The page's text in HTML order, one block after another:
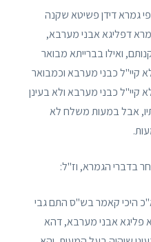
גמרא דידן פשיטא שקנה
דפליגא אבני מערבא,
ואילו בברייתא מבואר
קיי"ל כבני מערבא וכמבואר
קיי"ל כבני מערבא ולא בעינן
אבל במעות משלח לא
בדברי הגמרא, וז"ל:
היכי קאמר בש"ס התם גבי
פליגא אבני מערבא, דהא